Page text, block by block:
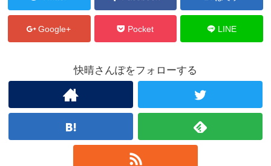
Google+ Pocket LINE
快晴さんぽをフォローする